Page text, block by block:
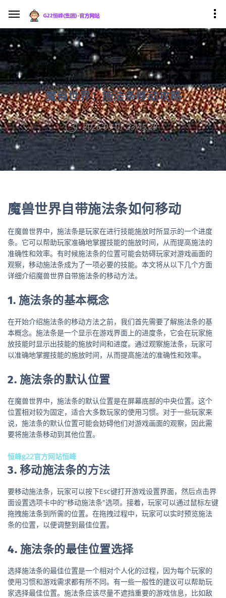
魔兽世界：施法条移动攻略
2026-05-07 23:45:29
魔兽世界自带施法条如何移动
在魔兽世界中，施法条是玩家在进行技能施放时所显示的一个进度
条。它可以帮助玩家准确地掌握技能的施放时间，从而提高施法的
准确性和效率。有时候施法条的位置可能会妨碍玩家对游戏画面的
观察，移动施法条成为了一项必要的技能。本文将从以下几个方面
详细介绍魔兽世界自带施法条的移动方法。
1. 施法条的基本概念
在开始介绍施法条的移动方法之前，我们首先需要了解施法条的基
本概念。施法条是一个显示在游戏界面上的进度条，它会在玩家施
放技能时显示出技能的施放时间和进度。通过观察施法条，玩家可
以准确地掌握技能的施放时间，从而提高施法的准确性和效率。
2. 施法条的默认位置
在魔兽世界中，施法条的默认位置是在屏幕底部的中央位置。这个
位置相对较为固定，适合大多数玩家的使用习惯。对于一些玩家来
说，施法条的默认位置可能会妨碍他们对游戏画面的观察，因此需
要将施法条移动到其他位置。
恒峰g22官方网站恒峰
3. 移动施法条的方法
要移动施法条，玩家可以按下Esc键打开游戏设置界面，然后点击界
面设置选项卡中的"移动施法条"选项。接着，玩家可以通过鼠标左键
拖拽施法条到所需的位置。在拖拽过程中，玩家可以实时预览施法
条的位置，以便调整到最佳位置。
4. 施法条的最佳位置选择
选择施法条的最佳位置是一个相对个人化的过程，因为每个玩家的
使用习惯和游戏需求都有所不同。有一些一般性的建议可以帮助玩
家选择最佳位置。施法条应该尽量不遮挡重要的游戏信息，比如敌